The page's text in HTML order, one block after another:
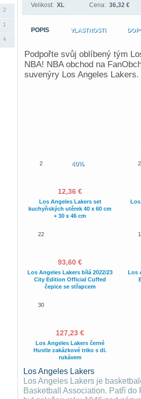
2
1
4
Velikost: XL Cena: 36,32 €
POPIS VLASTNOSTI
Podpořte svůj oblíbený tým
NBA! NBA obchod na
suvenýry Los Angeles Lakers.
2 40%
12,36 €
Los Angeles Lakers set
kuchyňských utěrek 40 x 60 cm
+ 30 x 46 cm
22
93,60 €
Los Angeles Lakers bílá 2022/23
City Edition Official Cuffed
čepice se střapcem
Los
30
127,23 €
Los Angeles Lakers černé
Hustle zakázkové triko s dl.
rukávem
Los Angeles Lakers
Los Angeles Lakers je
Basketball Association. Patří